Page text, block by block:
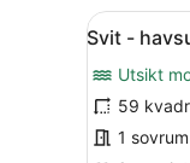
havsutsikt
children
children)
Öppna
alla
foton
för
Svit
3
Svit -
Utsikt
59
1 sovrum